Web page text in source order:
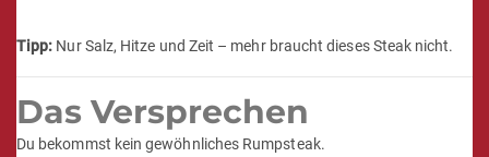
Tipp: Nur Salz, Hitze und Zeit – mehr braucht dieses Steak nicht.
Das Versprechen
Du bekommst kein gewöhnliches Rumpsteak.